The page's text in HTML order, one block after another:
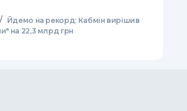
/
Йдемо на рекорд: Кабмін вирішив
на 22,3 млрд грн